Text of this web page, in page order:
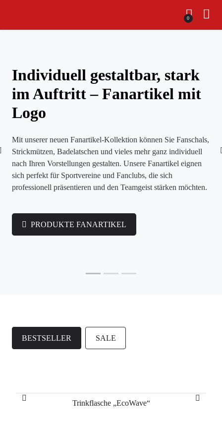
0
Individuell gestaltbar, stark
im Auftritt – Fanartikel mit
Logo
Mit unserer neuen Fanartikel-Kollektion können Sie Fanschals,
Strickmützen, Badelatschen und vieles mehr ganz individuell
nach Ihren Vorstellungen gestalten. Unsere Fanartikel eignen
sich perfekt für Sportvereine und Fanclubs, die sich
professionell präsentieren und den Teamgeist stärken möchten.
PRODUKTE FANARTIKEL
BESTSELLER SALE
Trinkflasche „EcoWave“